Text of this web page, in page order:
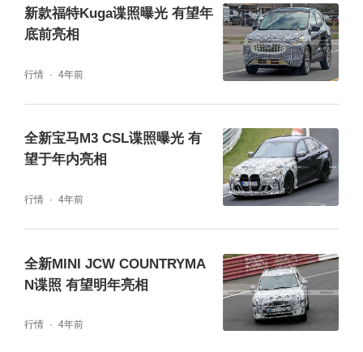
新款福特Kuga谍照曝光 有望年
底前亮相
行情 4年前
全新宝马M3 CSL谍照曝光 有
望于年内亮相
行情 4年前
全新MINI JCW COUNTRYMA
N谍照 有望明年亮相
行情 4年前